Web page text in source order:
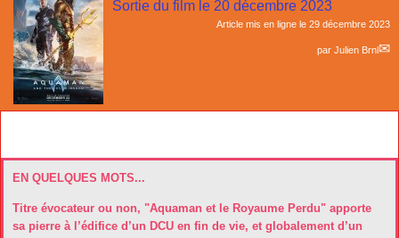
Sortie du film le 20 décembre 2023
Article mis en ligne le 29 décembre 2023
par Julien Brnl
EN QUELQUES MOTS...
Titre évocateur ou non, "Aquaman et le Royaume Perdu" apporte
sa pierre à l’édifice d’un DCU en fin de vie, et globalement d’un